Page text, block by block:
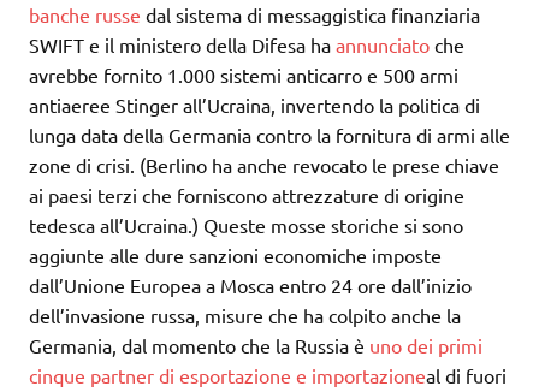
banche russe dal sistema di messaggistica finanziaria
SWIFT e il ministero della Difesa ha annunciato che
avrebbe fornito 1.000 sistemi anticarro e 500 armi
antiaeree Stinger all’Ucraina, invertendo la politica di
lunga data della Germania contro la fornitura di armi alle
zone di crisi. (Berlino ha anche revocato le prese chiave
ai paesi terzi che forniscono attrezzature di origine
tedesca all’Ucraina.) Queste mosse storiche si sono
aggiunte alle dure sanzioni economiche imposte
dall’Unione Europea a Mosca entro 24 ore dall’inizio
dell’invasione russa, misure che ha colpito anche la
Germania, dal momento che la Russia è uno dei primi
cinque partner di esportazione e importazioneal di fuori